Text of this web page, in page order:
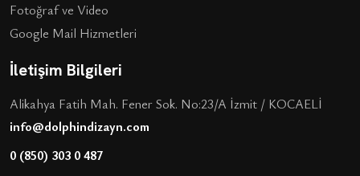
Fotoğraf ve Video
Google Mail Hizmetleri
İletişim Bilgileri
Alikahya Fatih Mah. Fener Sok. No:23/A İzmit / KOCAELİ
info@dolphindizayn.com
0 (850) 303 0 487